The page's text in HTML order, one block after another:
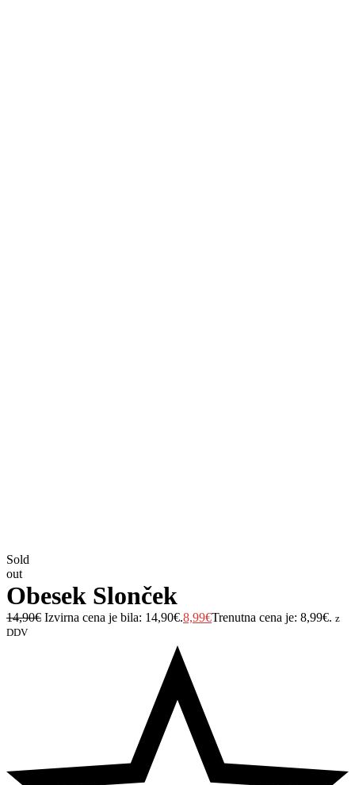
Sold
out
Obesek Slonček
14,90€ Izvirna cena je bila: 14,90€.8,99€Trenutna cena je: 8,99€. z
DDV